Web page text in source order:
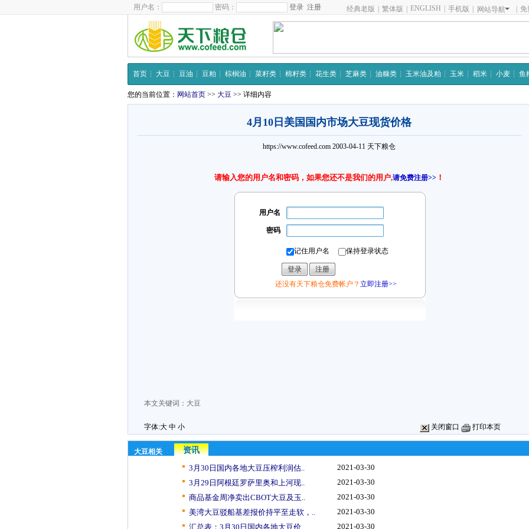
用户名： 密码： 注册 经典老版 繁体版 ENGLISH 手机版 网站导航 免
首页 大豆 豆油 豆粕 棕榈油 菜籽类 棉籽类 花生类 芝麻类 油糠类 玉米油及粕 玉米 稻米 小麦 鱼
您的当前位置： 网站首页 >> 大豆 >> 详细内容
4月10日美国国内市场大豆现货价格
https://www.cofeed.com 2003-04-11 天下粮仓
请输入您的用户名和密码，如果您还不是我们的用户,请免费注册>> ！
用户名
密码
记住用户名 保持登录状态
还没有天下粮仓免费帐户？ 立即注册>>
本文关键词： 大豆
字体:大 中 小 关闭窗口 打印本页
大豆相关
资讯
3月30日国内各地大豆压榨利润估..
2021-03-30
3月29日阿根廷罗萨里奥和上河现..
2021-03-30
商品基金周净卖出CBOT大豆及玉..
2021-03-30
美湾大豆驳船基差报价持平至走软，..
2021-03-30
汇总表：3月30日国内各地大豆价..
2021-03-30